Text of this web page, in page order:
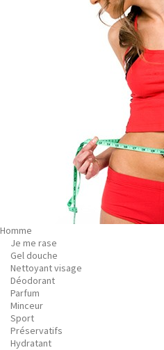
Homme
Je me rase
Gel douche
Nettoyant visage
Déodorant
Parfum
Minceur
Sport
Préservatifs
Hydratant